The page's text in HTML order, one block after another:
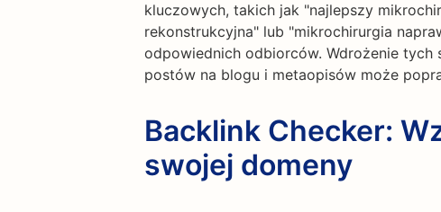
kluczowych, takich jak "najlepszy
rekonstrukcyjna" lub "mikrochirurgia
odpowiednich odbiorców. Wdrożenie tych
postów na blogu i metaopisów może
Backlink Checker:
swojej domeny